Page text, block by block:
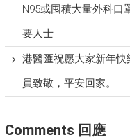
N95或囤積大量外科口
要人士
港醫匯祝愿大家新年
員致敬，平安回家。
Comments 回應